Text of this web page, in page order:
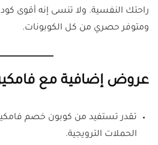
راحتك النفسية. ولا تنسى إنه أقوى
ومتوفر حصري من كل الكوبونات.
عروض إضافية مع
تقدر تستفيد من كوبون خصم
الحملات الترويجية.